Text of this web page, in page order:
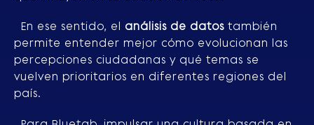
En ese sentido, el análisis de datos también
permite entender mejor cómo evolucionan las
percepciones ciudadanas y qué temas se
vuelven prioritarios en diferentes regiones del
país.